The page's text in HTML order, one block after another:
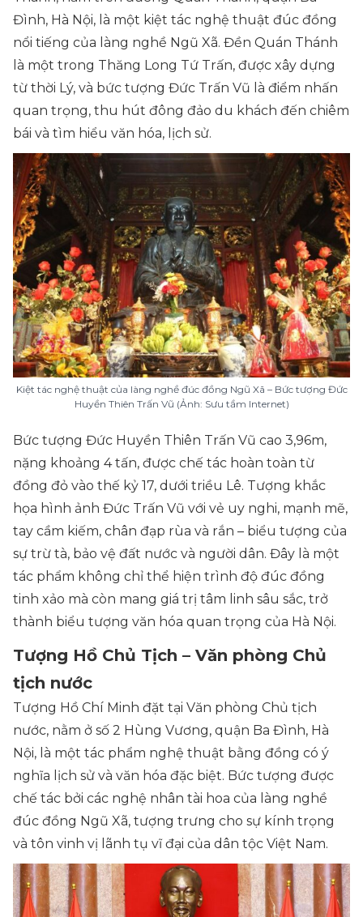
Đình, Hà Nội, là một kiệt tác nghệ thuật đúc đồng
nổi tiếng của làng nghề Ngũ Xã. Đền Quán Thánh
là một trong Thăng Long Tứ Trấn, được xây dựng
từ thời Lý, và bức tượng Đức Trấn Vũ là điểm nhấn
quan trọng, thu hút đông đảo du khách đến chiêm
bái và tìm hiểu văn hóa, lịch sử.
Kiệt tác nghệ thuật của làng nghề đúc đồng Ngũ Xã – Bức tượng Đức
Huyền Thiên Trấn Vũ (Ảnh: Sưu tầm Internet)
Bức tượng Đức Huyền Thiên Trấn Vũ cao 3,96m,
nặng khoảng 4 tấn, được chế tác hoàn toàn từ
đồng đỏ vào thế kỷ 17, dưới triều Lê. Tượng khắc
họa hình ảnh Đức Trấn Vũ với vẻ uy nghi, mạnh mẽ,
tay cầm kiếm, chân đạp rùa và rắn – biểu tượng của
sự trừ tà, bảo vệ đất nước và người dân. Đây là một
tác phẩm không chỉ thể hiện trình độ đúc đồng
tinh xảo mà còn mang giá trị tâm linh sâu sắc, trở
thành biểu tượng văn hóa quan trọng của Hà Nội.
Tượng Hồ Chủ Tịch – Văn phòng Chủ
tịch nước
Tượng Hồ Chí Minh đặt tại Văn phòng Chủ tịch
nước, nằm ở số 2 Hùng Vương, quận Ba Đình, Hà
Nội, là một tác phẩm nghệ thuật bằng đồng có ý
nghĩa lịch sử và văn hóa đặc biệt. Bức tượng được
chế tác bởi các nghệ nhân tài hoa của làng nghề
đúc đồng Ngũ Xã, tượng trưng cho sự kính trọng
và tôn vinh vị lãnh tụ vĩ đại của dân tộc Việt Nam.